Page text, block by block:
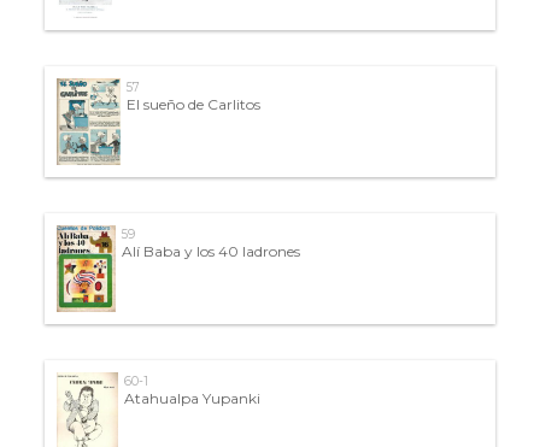
57
El sueño de Carlitos
59
Alí Baba y los 40 ladrones
60-1
Atahualpa Yupanki